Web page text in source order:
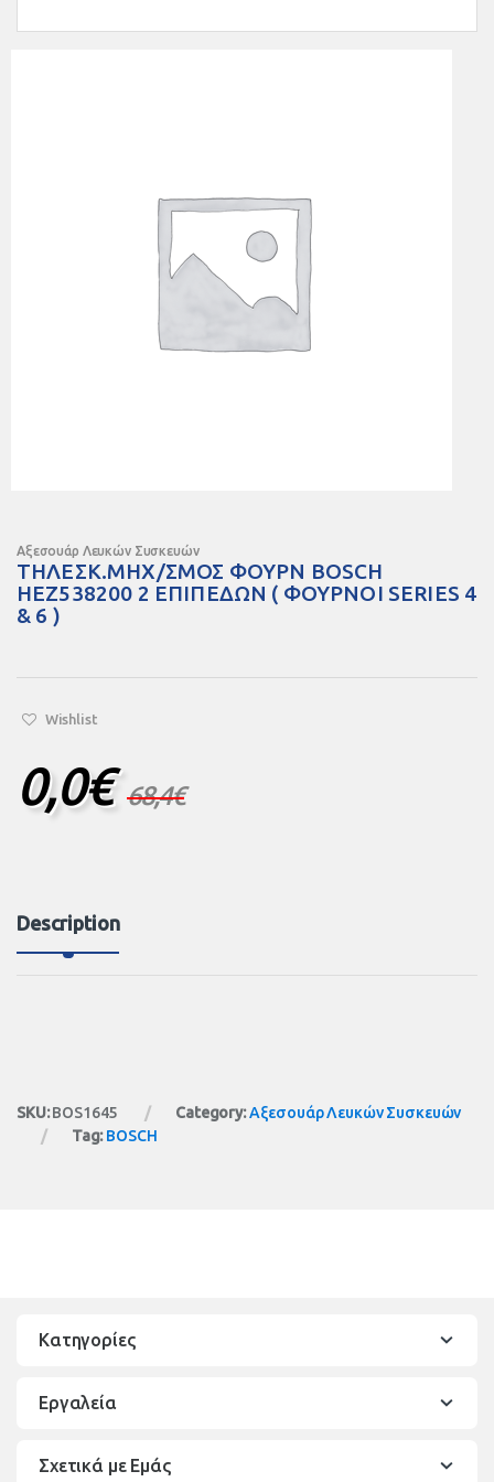
Αξεσουάρ Λευκών Συσκευών
ΤΗΛΕΣΚ.ΜΗΧ/ΣΜΟΣ ΦΟΥΡΝ BOSCH
HEZ538200 2 ΕΠΙΠΕΔΩΝ ( ΦΟΥΡΝΟΙ SERIES 4
& 6 )
Wishlist
0,0€ 68,4€
Description
SKU:BOS1645 Category:Αξεσουάρ Λευκών Συσκευών
Tag:BOSCH
Κατηγορίες
Εργαλεία
Σχετικά με Εμάς